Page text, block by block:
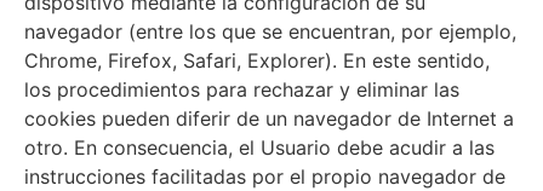
navegador (entre los que se encuentran, por ejemplo,
Chrome, Firefox, Safari, Explorer). En este sentido,
los procedimientos para rechazar y eliminar las
cookies pueden diferir de un navegador de Internet a
otro. En consecuencia, el Usuario debe acudir a las
instrucciones facilitadas por el propio navegador de